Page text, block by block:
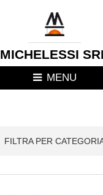
MICHELESSI
MENU
FILTRA PER